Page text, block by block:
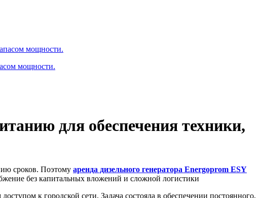
мощности.
для обеспечения техники,
сроков. Поэтому аренда дизельного генератора Energoprom ESY
без капитальных вложений и сложной логистики
к городской сети. Задача состояла в обеспечении постоянного,